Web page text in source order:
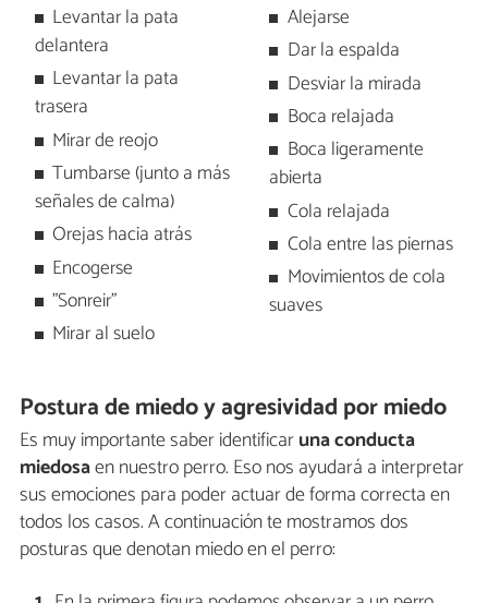
Levantar la pata
delantera
Levantar la pata
trasera
Mirar de reojo
Tumbarse (junto a más
señales de calma)
Orejas hacia atrás
Encogerse
"Sonreir"
Mirar al suelo
Alejarse
Dar la espalda
Desviar la mirada
Boca relajada
Boca ligeramente
abierta
Cola relajada
Cola entre las piernas
Movimientos de cola
suaves
Postura de miedo y agresividad por miedo
Es muy importante saber identificaruna conducta
miedosaen nuestro perro. Eso nos ayudará a interpretar
sus emociones para poder actuar de forma correcta en
todos los casos. A continuación te mostramos dos
posturas que denotan miedo en el perro: